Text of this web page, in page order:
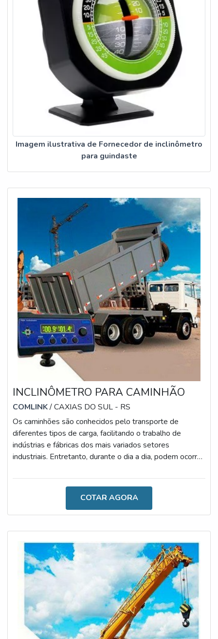
Imagem ilustrativa de Fornecedor de inclinômetro
para guindaste
INCLINÔMETRO PARA CAMINHÃO
COMLINK/ CAXIAS DO SUL - RS
Os caminhões são conhecidos pelo transporte de
diferentes tipos de carga, facilitando o trabalho de
indústrias e fábricas dos mais variados setores
industriais. Entretanto, durante o dia a dia, podem ocorrer
processo de descarga.Para que isso não ocorra, o
melhor alternativa, uma vez que o dispositivo mede as
inclinações frontais e laterais da estrutura em que ele
COTAR AGORA